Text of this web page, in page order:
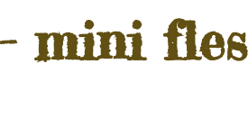
mini fles